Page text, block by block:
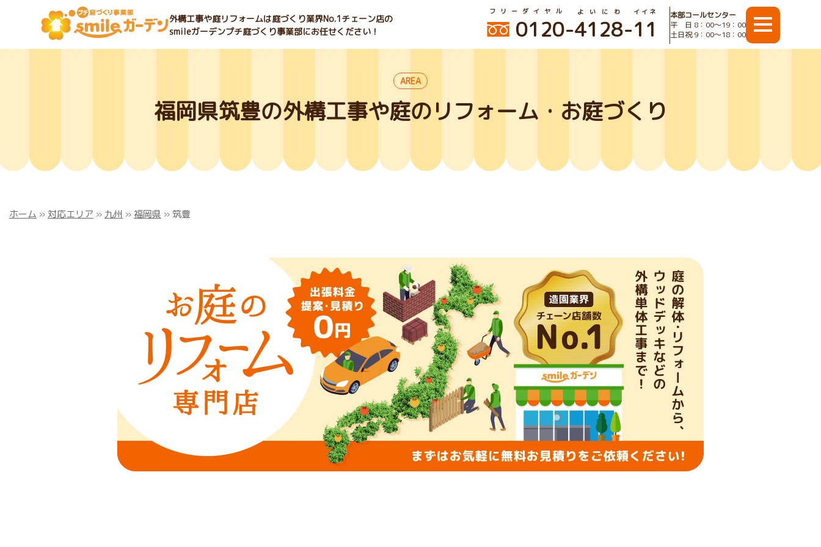
外構工事や庭リフォームは庭づくり業界No.1チェーン店の
smileガーデンプチ庭づくり事業部にお任せください！
0120
フリーダイヤル
-4128
よいにわ
-11
イイネ
本部コールセンター
平 日 8：00〜19：00
土日祝 9：00〜18：00
AREA
福岡県筑豊の外構工事や庭のリフォーム・お庭づくり
ホーム »対応エリア » 九州 » 福岡県 » 筑豊